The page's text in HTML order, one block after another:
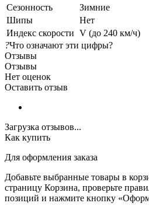
Сезонность
Зимние
Шипы
Нет
Индекс скорости V (до 240 км/ч)
?Что означают эти цифры?
Отзывы
Отзывы
Нет оценок
Оставить отзыв
Загрузка отзывов...
Как купить
Для оформления заказа
Добавьте выбранные товары в
страницу Корзина, проверьте
позиций и нажмите кнопку